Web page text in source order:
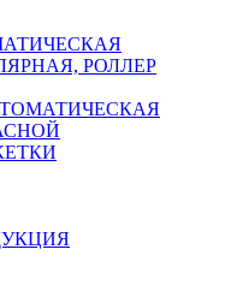
РОЛЛЕР